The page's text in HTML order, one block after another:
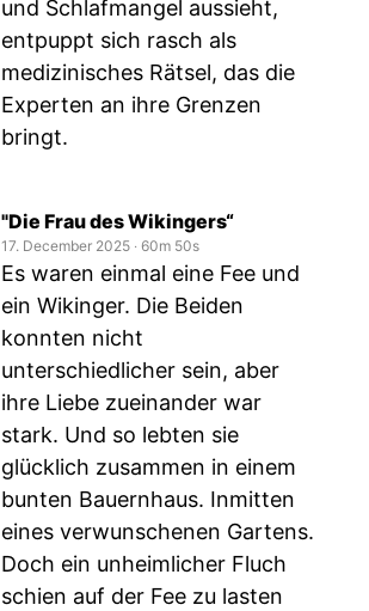
und Schlafmangel aussieht,
entpuppt sich rasch als
medizinisches Rätsel, das die
Experten an ihre Grenzen
bringt.
"Die Frau des Wikingers“
17. December 2025 ‧ 60m 50s
Es waren einmal eine Fee und
ein Wikinger. Die Beiden
konnten nicht
unterschiedlicher sein, aber
ihre Liebe zueinander war
stark. Und so lebten sie
glücklich zusammen in einem
bunten Bauernhaus. Inmitten
eines verwunschenen Gartens.
Doch ein unheimlicher Fluch
schien auf der Fee zu lasten